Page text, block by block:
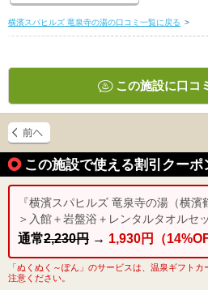
横濱スパヒルズ 竜泉寺の湯の口コミ一覧に戻る >
この施設に口コ
この施設で使える割引クーポ
『横濱スパヒルズ 竜泉寺の湯（横
＞入館＋岩盤浴＋レンタルタオルセ
通常2,230円 → 1,930円（
「ぬくぬく～ぽん」のサービスは、温泉ギフト
注意ください。